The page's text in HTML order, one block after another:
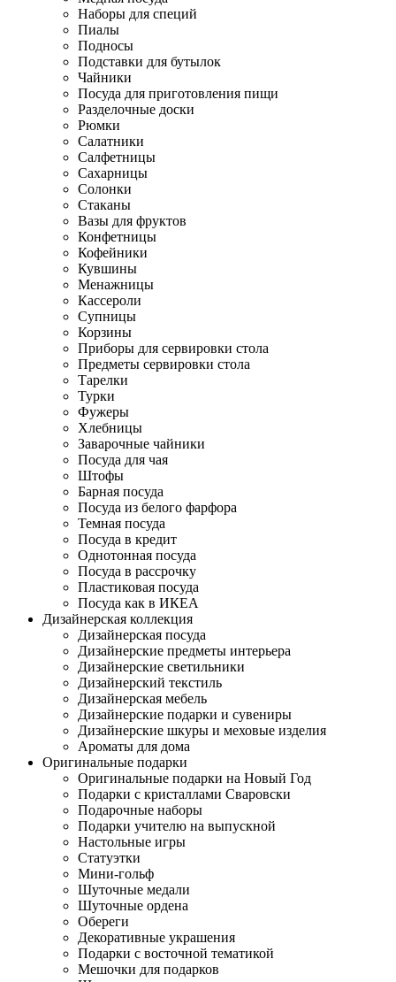
Наборы для специй
Пиалы
Подносы
Подставки для бутылок
Чайники
Посуда для приготовления пищи
Разделочные доски
Рюмки
Салатники
Салфетницы
Сахарницы
Солонки
Стаканы
Вазы для фруктов
Конфетницы
Кофейники
Кувшины
Менажницы
Кассероли
Супницы
Корзины
Приборы для сервировки стола
Предметы сервировки стола
Тарелки
Турки
Фужеры
Хлебницы
Заварочные чайники
Посуда для чая
Штофы
Барная посуда
Посуда из белого фарфора
Темная посуда
Посуда в кредит
Однотонная посуда
Посуда в рассрочку
Пластиковая посуда
Посуда как в ИКЕА
Дизайнерская коллекция
Дизайнерская посуда
Дизайнерские предметы интерьера
Дизайнерские светильники
Дизайнерский текстиль
Дизайнерская мебель
Дизайнерские подарки и сувениры
Дизайнерские шкуры и меховые изделия
Ароматы для дома
Оригинальные подарки
Оригинальные подарки на Новый Год
Подарки с кристаллами Сваровски
Подарочные наборы
Подарки учителю на выпускной
Настольные игры
Статуэтки
Мини-гольф
Шуточные медали
Шуточные ордена
Обереги
Декоративные украшения
Подарки с восточной тематикой
Мешочки для подарков